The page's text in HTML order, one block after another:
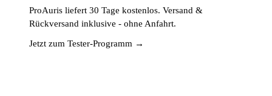
ProAuris liefert 30 Tage kostenlos. Versand &
Rückversand inklusive - ohne Anfahrt.
Jetzt zum Tester-Programm →